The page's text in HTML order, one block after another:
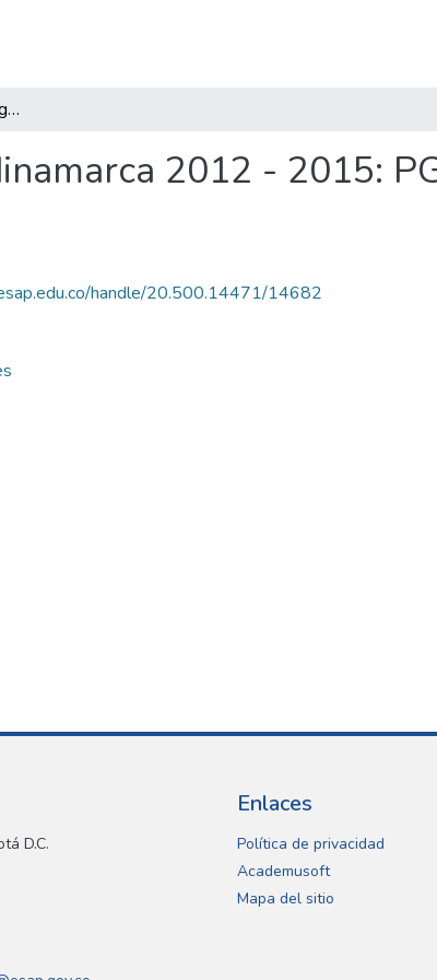
Programa de Gobierno Cogua Cundinamarca 2012 - 2015: PG Cogua Cundinamarca 2012 - 2015
2012 - 2015:
handle/20.500.14471/14682
D.C.
Enlaces
Política de privacidad
Academusoft
Mapa del sitio